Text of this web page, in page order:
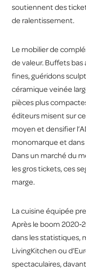
soutiennent des
de ralentissement.
Le mobilier de
de valeur. Buffets
fines, guéridons
céramique veinée
pièces plus
éditeurs misent sur
moyen et densifier
monomarque et dans
Dans un marché du
les gros tickets, ces
marge.
La cuisine équipée
Après le boom
dans les statistiques,
LivingKitchen ou
spectaculaires,